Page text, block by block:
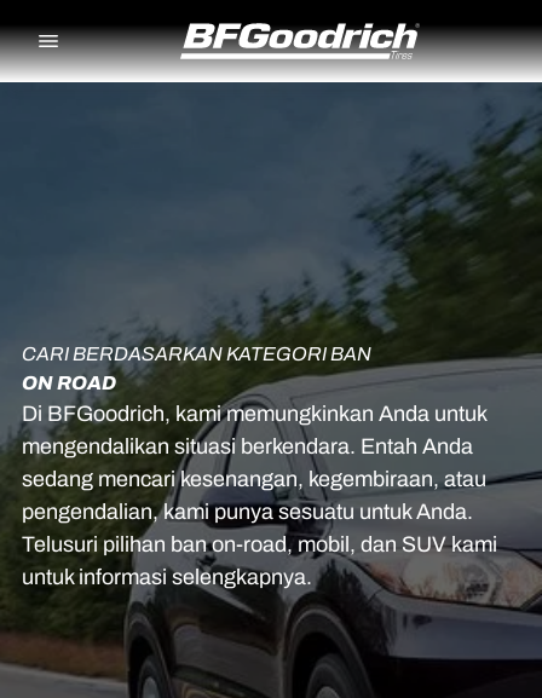
CARI BERDASARKAN KATEGORI BAN
ON ROAD
Di BFGoodrich, kami memungkinkan Anda untuk
mengendalikan situasi berkendara. Entah Anda
sedang mencari kesenangan, kegembiraan, atau
pengendalian, kami punya sesuatu untuk Anda.
Telusuri pilihan ban on-road, mobil, dan SUV kami
untuk informasi selengkapnya.